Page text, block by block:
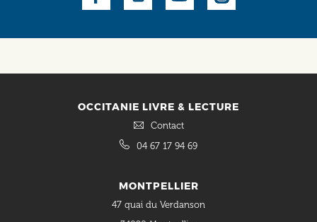
OCCITANIE LIVRE & LECTURE
Contact
04 67 17 94 69
MONTPELLIER
47 quai du Verdanson